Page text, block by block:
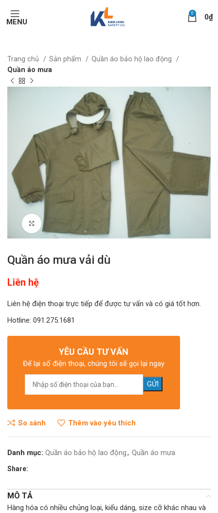
MENU
0 0₫
Trang chủ Sản phẩm
Quần áo bảo hộ lao động
Quần áo mưa
Click to enlarge
Quần áo mưa vải dù
Liên hệ
Liên hệ điện thoại trực tiếp để được tư vấn và có giá tốt hơn.
Hotline: 091.275.1681
YÊU CẦU TƯ VẤN
Để lại số điện thoại, chúng tôi sẽ gọi lại ngay
So sánh Thêm vào yêu thích
Danh mục: Quần áo bảo hộ lao động, Quần áo mưa
Share:
MÔ TẢ
Hàng hóa có nhiều chủng loại, kiểu dáng, size cỡ khác nhau và